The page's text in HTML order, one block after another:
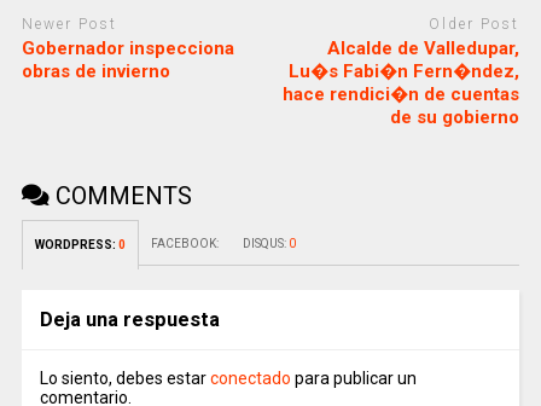
Newer Post
Gobernador inspecciona
obras de invierno
Older Post
Alcalde de Valledupar,
Lu�s Fabi�n Fern�ndez,
hace rendici�n de cuentas
de su gobierno
COMMENTS
WORDPRESS: 0 FACEBOOK: DISQUS: 0
Deja una respuesta
Lo siento, debes estarconectado para publicar un
comentario.